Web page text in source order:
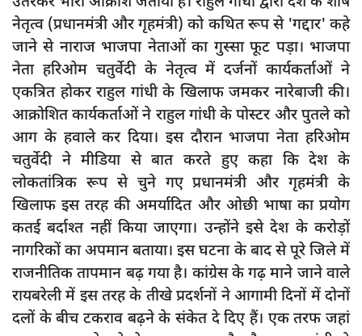
Login
Register
English
नेतृत्व (प्रधानमंत्री और गृहमंत्री) को कथित रूप से 'गद्दार' कहे
जाने से नाराज भाजपा नेताओं का गुस्सा फूट पड़ा। भाजपा
नेता हरिओम चतुर्वेदी के नेतृत्व में दर्जनों कार्यकर्ताओं ने
एकत्रित होकर राहुल गांधी के खिलाफ जमकर नारेबाजी की।
आक्रोशित कार्यकर्ताओं ने राहुल गांधी के पोस्टर और पुतले को
आग के हवाले कर दिया। इस दौरान भाजपा नेता हरिओम
चतुर्वेदी ने मीडिया से बात करते हुए कहा कि देश के
लोकतांत्रिक रूप से चुने गए प्रधानमंत्री और गृहमंत्री के
खिलाफ इस तरह की अमर्यादित और ओछी भाषा का प्रयोग
कतई बर्दाश्त नहीं किया जाएगा। उन्होंने इसे देश के करोड़ों
नागरिकों का अपमान बताया। इस घटना के बाद से पूरे जिले में
राजनीतिक तापमान बढ़ गया है। कांग्रेस के गढ़ माने जाने वाले
रायबरेली में इस तरह के तीखे प्रदर्शनों ने आगामी दिनों में दोनों
दलों के बीच टकराव बढ़ने के संकेत दे दिए हैं। एक तरफ जहां